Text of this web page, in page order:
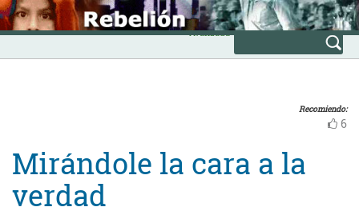
Skip
to
content
INICIO
Avanzada
Recomiendo:
6
Mirándole la cara a la
verdad